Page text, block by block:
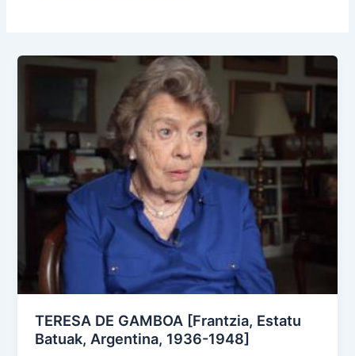
TERESA DE GAMBOA [Frantzia, Estatu
Batuak, Argentina, 1936-1948]